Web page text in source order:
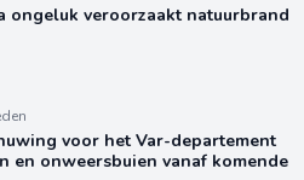
ongeluk veroorzaakt natuurbrand
voor het Var-departement
en onweersbuien vanaf komende